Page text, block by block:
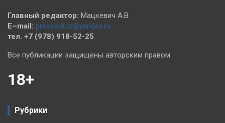
Главный редактор: Мацкевич А.В.
E–mail: pressevkor@yandex.ru
тел. +7 (978) 918-52-25
Все публикации защищены авторским правом.
18+
Рубрики